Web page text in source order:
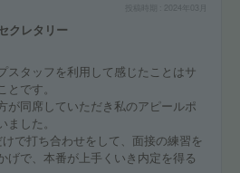
2024年03月
クレタリー
スタッフを利用して感じたことはサ
です。
が同席していただき私のアピールポ
した。
で打ち合わせをして、面接の練習を
げで、本番が上手くいき内定を得る